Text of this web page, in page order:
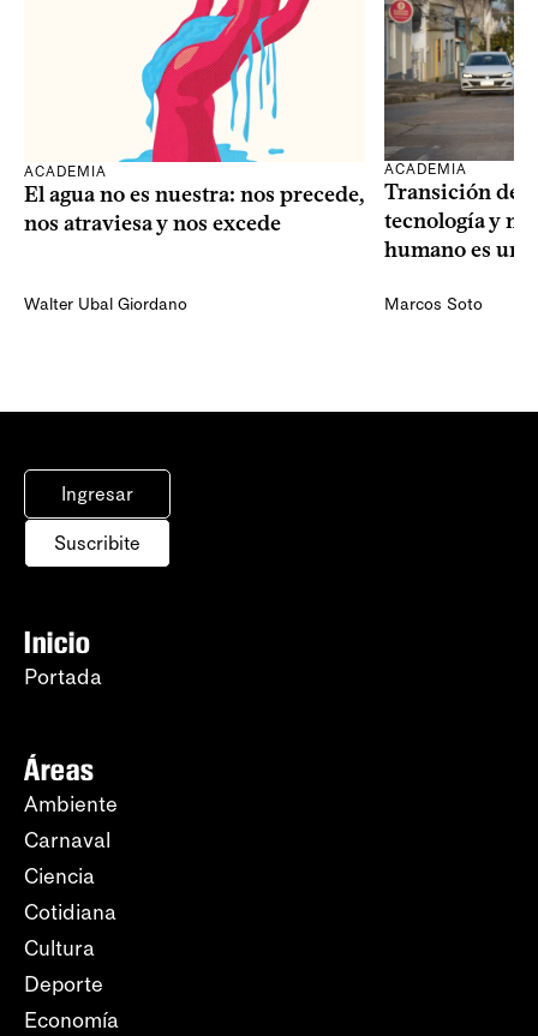
ACADEMIA
El agua no es nuestra: nos precede,
nos atraviesa y nos excede
Walter Ubal Giordano
ACADEMIA
Transición
tecnología y
humano es
Marcos Soto
Ingresar
Suscribite
Inicio
Portada
Áreas
Ambiente
Carnaval
Ciencia
Cotidiana
Cultura
Deporte
Economía